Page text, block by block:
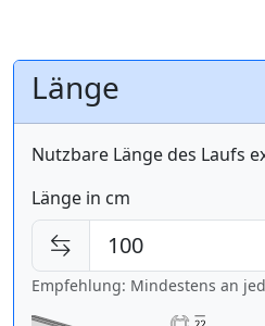
Länge
Nutzbare Länge des Laufs
Länge in cm
Empfehlung: Mindestens an